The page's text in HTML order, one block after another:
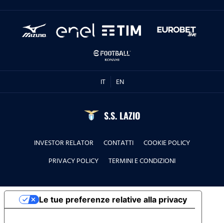
IT EN
S.S. LAZIO
INVESTOR RELATOR CONTATTI
COOKIE POLICY
PRIVACY POLICY
TERMINI E CONDIZIONI
Le tue preferenze relative alla privacy